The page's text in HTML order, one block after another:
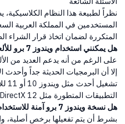
نظراً لطبيعة هذا النظام
المستخدمين في المملكة العربية
المتكررة لضمان اتخاذ قرار الشراء
هل يمكنني استخدام ويندوز 7 برو للألعاب أو البرامج الحديثة؟
على الرغم من أنه يدعم العديد من
إلا أن البرمجيات الحديثة جداً
التطبيقات المتطورة مثل DirectX 12.
هل نسخة ويندوز 7 برو آمنة للاستخدام في الشركات حالياً؟
بشرط أن يتم تفعيلها برخص أصلية،